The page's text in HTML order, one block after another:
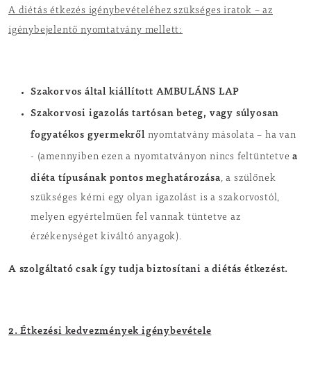
A diétás étkezés igénybevételéhez szükséges iratok – az
igénybejelentő nyomtatvány mellett:
Szakorvos által kiállított AMBULÁNS LAP
Szakorvosi igazolás tartósan beteg, vagy súlyosan
fogyatékos gyermekről nyomtatvány másolata – ha van
- (amennyiben ezen a nyomtatványon nincs feltüntetvea
diéta típusának pontos meghatározása, a szülőnek
szükséges kérni egy olyan igazolást is a szakorvostól,
melyen egyértelműen fel vannak tüntetve az
érzékenységet kiváltó anyagok).
A szolgáltató csak így tudja biztosítani a diétás étkezést.
2. Étkezési kedvezmények igénybevétele